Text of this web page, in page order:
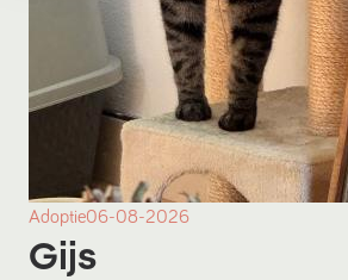
Adoptie06-08-2026
Gijs